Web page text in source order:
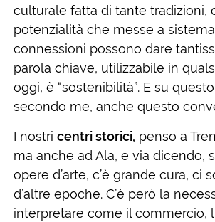
culturale fatta di tante tradizioni,
potenzialità che messe a
connessioni possono dare
parola chiave, utilizzabile in
oggi, è “sostenibilità”. E su
secondo me, anche questo
I nostri centri storici, penso a
ma anche ad Ala, e via dicendo,
opere d’arte, c’è grande cura, ci
d’altre epoche. C’è però la
interpretare come il commercio,